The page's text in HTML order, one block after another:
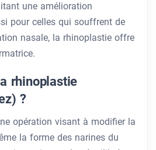
une amélioration
pour celles qui souffrent de
nasale, la rhinoplastie offre
rhinoplastie
?
opération visant à modifier la
la forme des narines du